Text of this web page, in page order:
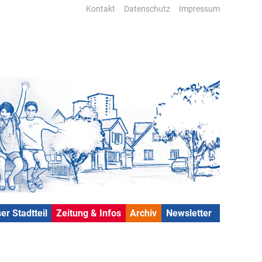
Kontakt Datenschutz Impressum
Stadtteil Zeitung & Infos Archiv Newsletter